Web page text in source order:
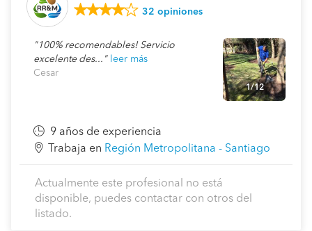
32 opiniones
100% recomendables! Servicio
excelente des...
leer más
Cesar
1/12
9 años de experiencia
Trabaja en Región Metropolitana - Santiago
Actualmente este profesional no está
disponible, puedes contactar con otros del
listado.